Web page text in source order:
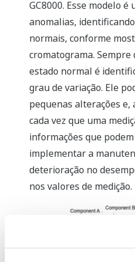
GC8000. Esse modelo
anomalias,
normais, conforme
cromatograma. Sempre
estado normal é
grau de variação. Ele
pequenas alterações
cada vez que uma
informações que
implementar a
deterioração no
nos valores de medição.